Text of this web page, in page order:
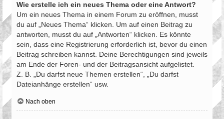
Wie erstelle ich ein neues Thema oder eine Antwort?
Um ein neues Thema in einem Forum zu eröffnen, musst
du auf „Neues Thema“ klicken. Um auf einen Beitrag zu
antworten, musst du auf „Antworten“ klicken. Es könnte
sein, dass eine Registrierung erforderlich ist, bevor du einen
Beitrag schreiben kannst. Deine Berechtigungen sind jeweils
am Ende der Foren- und der Beitragsansicht aufgelistet.
Z. B. „Du darfst neue Themen erstellen“, „Du darfst
Dateianhänge erstellen“ usw.
Nach oben